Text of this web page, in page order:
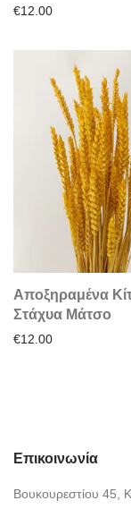
€12.00
Αποξηραμένα
Στάχυα Μάτσο
€12.00
Επικοινωνία
Βουκουρεστίου 45,